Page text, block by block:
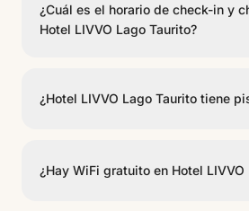
¿Cuál es el horario de check-in y
Hotel LIVVO Lago Taurito?
¿Hotel LIVVO Lago Taurito tiene
¿Hay WiFi gratuito en Hotel LIVVO